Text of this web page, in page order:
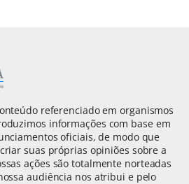
referenciado em organismos
informações com base em
oficiais, de modo que
suas próprias opiniões sobre a
ações são totalmente norteadas
audiência nos atribui e pelo